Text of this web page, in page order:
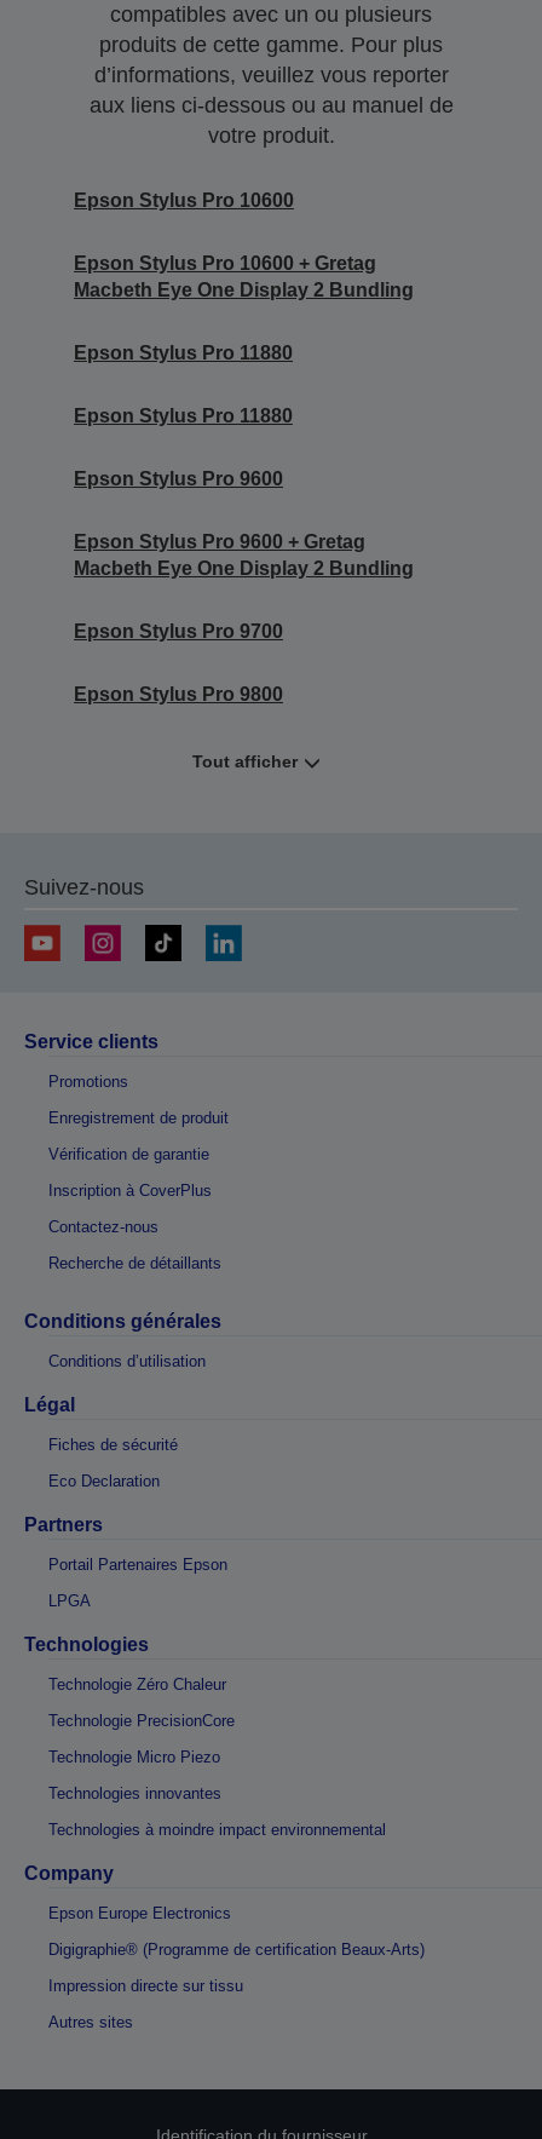
compatibles avec un ou plusieurs
produits de cette gamme. Pour plus
d’informations, veuillez vous reporter
aux liens ci-dessous ou au manuel de
votre produit.
Epson Stylus Pro 10600
Epson Stylus Pro 10600 + Gretag
Macbeth Eye One Display 2 Bundling
Epson Stylus Pro 11880
Epson Stylus Pro 11880
Epson Stylus Pro 9600
Epson Stylus Pro 9600 + Gretag
Macbeth Eye One Display 2 Bundling
Epson Stylus Pro 9700
Epson Stylus Pro 9800
Tout afficher
Suivez-nous
Service clients
Promotions
Enregistrement de produit
Vérification de garantie
Inscription à CoverPlus
Contactez-nous
Recherche de détaillants
Conditions générales
Conditions d’utilisation
Légal
Fiches de sécurité
Eco Declaration
Partners
Portail Partenaires Epson
LPGA
Technologies
Technologie Zéro Chaleur
Technologie PrecisionCore
Technologie Micro Piezo
Technologies innovantes
Technologies à moindre impact environnemental
Company
Epson Europe Electronics
Digigraphie® (Programme de certification Beaux-Arts)
Impression directe sur tissu
Autres sites
Identification du fournisseur